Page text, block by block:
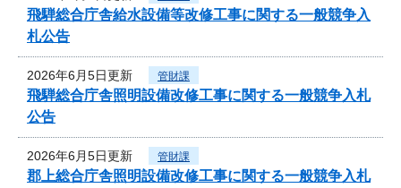
飛騨総合庁舎給水設備等改修工事に関する一般競争入
札公告
2026年6月5日更新 管財課
飛騨総合庁舎照明設備改修工事に関する一般競争入札
公告
2026年6月5日更新 管財課
郡上総合庁舎照明設備改修工事に関する一般競争入札